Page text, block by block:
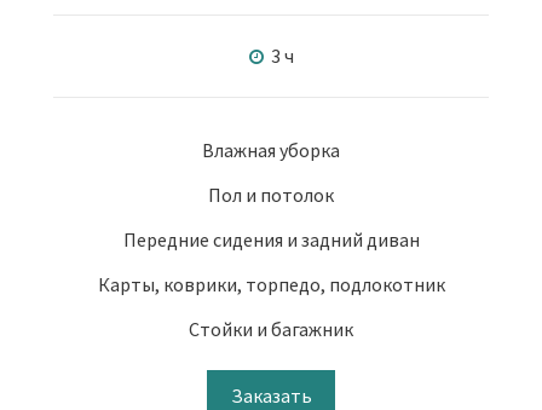
3 ч
Влажная уборка
Пол и потолок
Передние сидения и задний диван
Карты, коврики, торпедо, подлокотник
Стойки и багажник
Заказать